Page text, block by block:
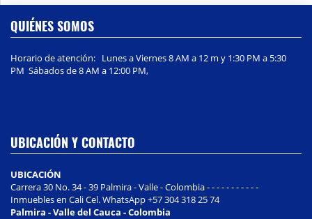
QUIÉNES SOMOS
Horario de atención: Lunes a Viernes 8 AM a 12 m y 1:30 PM a 5:30
PM Sábados de 8 AM a 12:00 PM,
UBICACIÓN Y CONTACTO
UBICACIÓN
Carrera 30 No. 34 - 39 Palmira - Valle - Colombia - - - - - - - - - - -
Inmuebles en Cali Cel. WhatsApp +57 304 318 25 74
Palmira - Valle del Cauca - Colombia